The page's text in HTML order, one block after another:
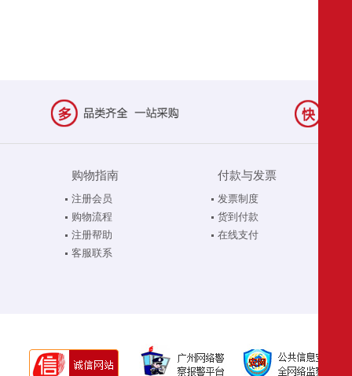
购物指南
注册会员
购物流程
注册帮助
客服联系
付款与发票
发票制度
货到付款
在线支付